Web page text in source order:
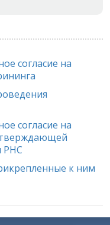
согласие на
согласие на
РНС
к ним